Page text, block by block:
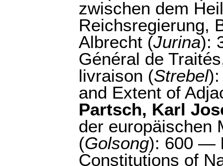
zwischen dem
Reichsregierung,
Albrecht (Jurina):
Général de
livraison (Strebel
and Extent of
Partsch, Karl
der europäischen
(Golsong): 600 —
Constitutions of